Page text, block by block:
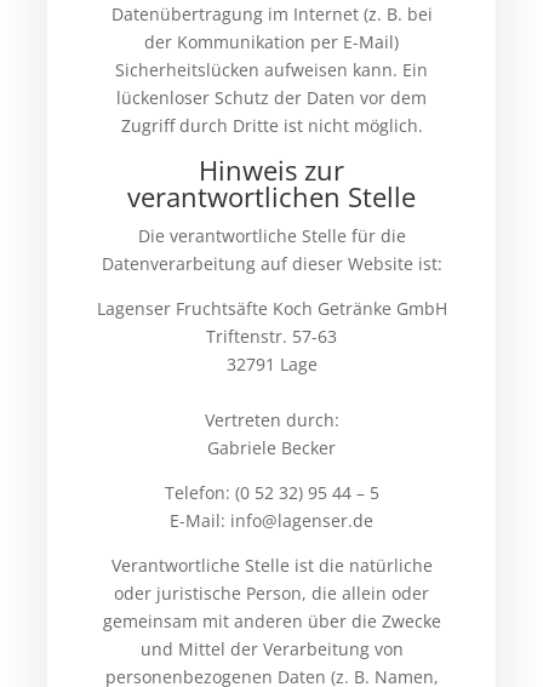
Datenübertragung im Internet (z. B. bei
der Kommunikation per E-Mail)
Sicherheitslücken aufweisen kann. Ein
lückenloser Schutz der Daten vor dem
Zugriff durch Dritte ist nicht möglich.
Hinweis zur
verantwortlichen Stelle
Die verantwortliche Stelle für die
Datenverarbeitung auf dieser Website ist:
Lagenser Fruchtsäfte Koch Getränke GmbH
Triftenstr. 57-63
32791 Lage
Vertreten durch:
Gabriele Becker
Telefon: (0 52 32) 95 44 – 5
E-Mail: info@lagenser.de
Verantwortliche Stelle ist die natürliche
oder juristische Person, die allein oder
gemeinsam mit anderen über die Zwecke
und Mittel der Verarbeitung von
personenbezogenen Daten (z. B. Namen,